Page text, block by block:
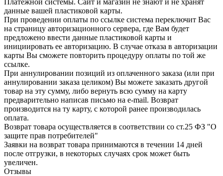
данные вашей пластиковой карты.
При проведении оплаты по ссылке система переключит Вас
на страницу авторизационного сервера, где Вам будет
предложено ввести данные пластиковой карты и
инициировать ее авторизацию. В случае отказа в авторизации
карты Вы сможете повторить процедуру оплаты по той же
ссылке.
При аннулировании позиций из оплаченного заказа (или при
аннулировании заказа целиком) Вы можете заказать другой
товар на эту сумму, либо вернуть всю сумму на карту
предварительно написав письмо на e-mail. Возврат
производится на ту карту, с которой ранее производилась
оплата.
Возврат товара осуществляется в соответствии со ст.25 ФЗ "О
защите прав потребителей"
Заявки на возврат товара принимаются в течении 14 дней
после отгрузки, в некоторых случаях срок может быть
увеличен.
Отзывы